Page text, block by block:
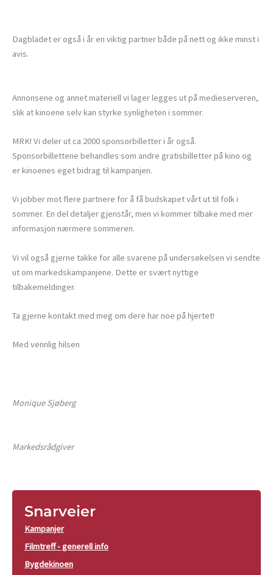
Dagbladet er også i år en viktig partner både på nett og ikke minst i
avis.
Annonsene og annet materiell vi lager legges ut på medieserveren,
slik at kinoene selv kan styrke synligheten i sommer.
MRK! Vi deler ut ca 2000 sponsorbilletter i år også.
Sponsorbillettene behandles som andre gratisbilletter på kino og
er kinoenes eget bidrag til kampanjen.
Vi jobber mot flere partnere for å få budskapet vårt ut til folk i
sommer. En del detaljer gjenstår, men vi kommer tilbake med mer
informasjon nærmere sommeren.
Vi vil også gjerne takke for alle svarene på undersøkelsen vi sendte
ut om markedskampanjene. Dette er svært nyttige
tilbakemeldinger.
Ta gjerne kontakt med meg om dere har noe på hjertet!
Med vennlig hilsen
Monique Sjøberg
Markedsrådgiver
Snarveier
Kampanjer
Filmtreff - generell info
Bygdekinoen